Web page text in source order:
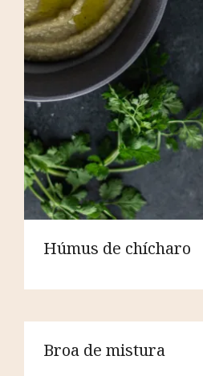
Húmus de chícharo
Broa de mistura